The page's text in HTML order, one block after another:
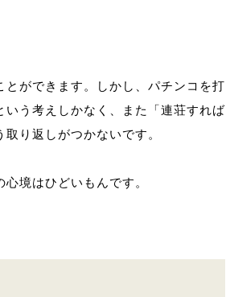
ができます。しかし、パチンコを打
う考えしかなく、また「連荘すれば
り返しがつかないです。
境はひどいもんです。